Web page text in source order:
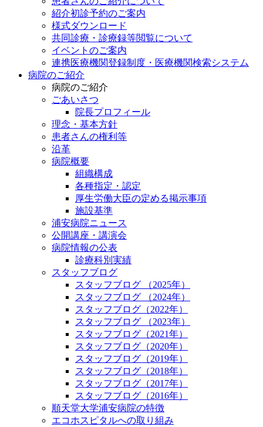
紹介初診予約のご案内
様式ダウンロード
共同診療・診療録等閲覧について
イベントのご案内
連携医療機関登録制度・医療機関検索システム
病院のご紹介
病院のご紹介
ごあいさつ
院長プロフィール
理念・基本方針
患者さんの権利等
沿革
病院概要
組織構成
各種指定・認定
厚生労働大臣の定める掲示事項
施設基準
浦安病院ニュース
公開講座・講演会
病院情報の公表
診療科別実績
スタッフブログ
スタッフブログ （2025年）
スタッフブログ （2024年）
スタッフブログ（2022年）
スタッフブログ （2023年）
スタッフブログ（2021年）
スタッフブログ（2020年）
スタッフブログ（2019年）
スタッフブログ（2018年）
スタッフブログ（2017年）
スタッフブログ（2016年）
順天堂大学浦安病院の特徴
エコホスピタルへの取り組み